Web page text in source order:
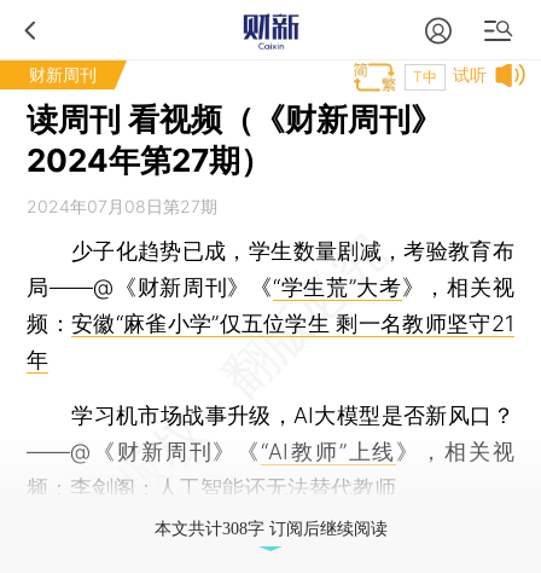
财新周刊 试听
T中
读周刊 看视频（《财新周刊》
2024年第27期）
2024年07月08日第27期
少子化趋势已成，学生数量剧减，考验教育布
局——@《财新周刊》《“学生荒”大考》，相关视
频：安徽“麻雀小学”仅五位学生 剩一名教师坚守21
年
学习机市场战事升级，AI大模型是否新风口？
——@《财新周刊》《“AI教师”上线》，相关视
频： 李剑阁：人工智能还无法替代教师
本文共计308字 订阅后继续阅读